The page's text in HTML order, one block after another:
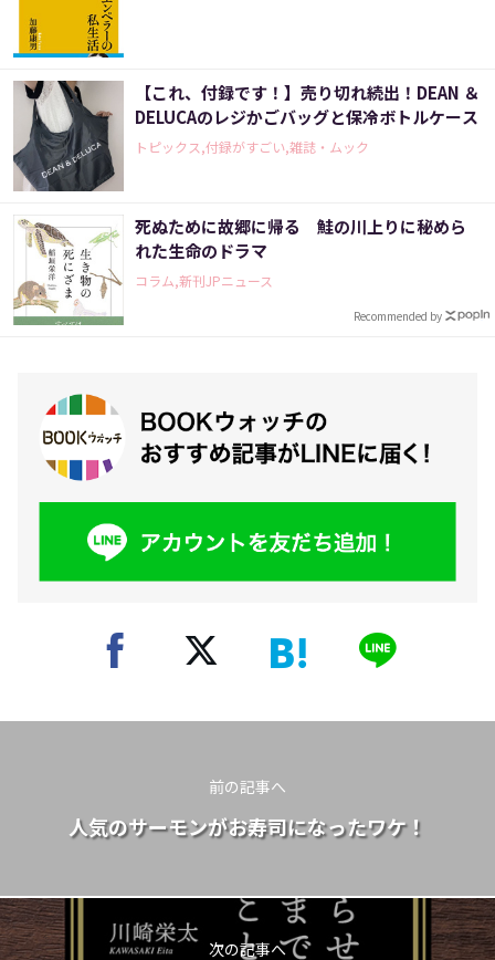
【これ、付録です！】売り切れ続出！DEAN ＆
DELUCAのレジかごバッグと保冷ボトルケース
トピックス,付録がすごい,雑誌・ムック
死ぬために故郷に帰る 鮭の川上りに秘めら
れた生命のドラマ
コラム,新刊JPニュース
Recommended by
前の記事へ
人気のサーモンがお寿司になったワケ！
次の記事へ